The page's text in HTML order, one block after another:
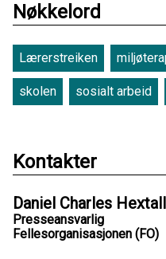
Nøkkelord
Lærerstreiken
skolen sosialt arbeid
Kontakter
Daniel Charles Hextall
Presseansvarlig
Fellesorganisasjonen (FO)